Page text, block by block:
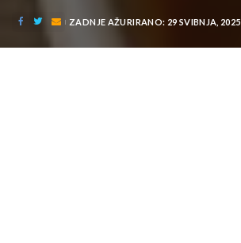
ZADNJE AŽURIRANO: 29 SVIBNJA, 2025